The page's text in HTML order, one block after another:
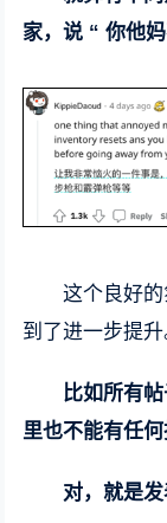
家，说 “ 你他
这个良好
到了进一步提升
比如所有
里也不能有任何
对，就是